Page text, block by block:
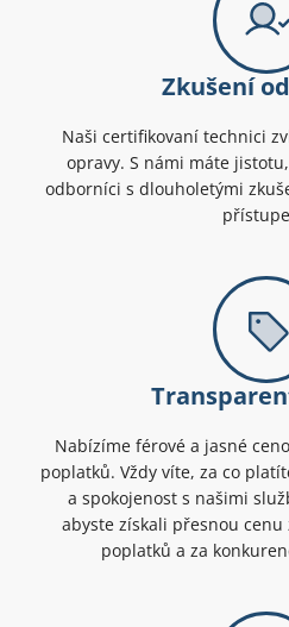
Zkušení
Naši certifikovaní technici
opravy. S námi máte
odborníci s dlouholetými
Nabízíme férové a jasné
poplatků. Vždy víte, za co
a spokojenost s našimi
abyste získali přesnou
poplatků a za